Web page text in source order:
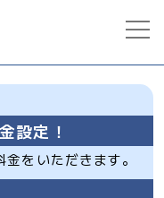
設定！
をいただきます。